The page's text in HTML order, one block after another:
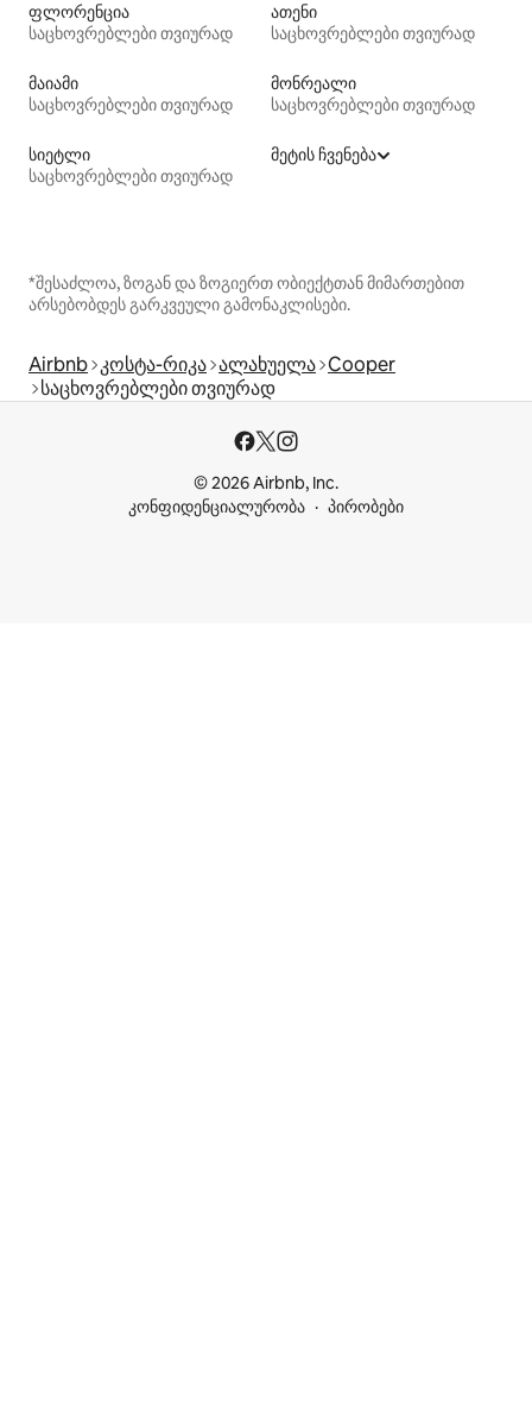
ფლორენცია
საცხოვრებლები თვიურად
ათენი
საცხოვრებლები თვიურად
მაიამი
საცხოვრებლები თვიურად
მონრეალი
საცხოვრებლები თვიურად
სიეტლი
საცხოვრებლები თვიურად
მეტის ჩვენება
*შესაძლოა, ზოგან და ზოგიერთ ობიექტთან მიმართებით
არსებობდეს გარკვეული გამონაკლისები.
Airbnb კოსტა-რიკა ალახუელა Cooper
საცხოვრებლები თვიურად
© 2026 Airbnb, Inc.
კონფიდენციალურობა
პირობები